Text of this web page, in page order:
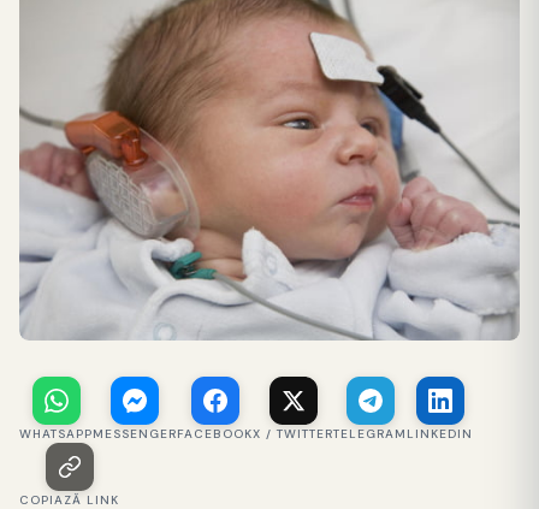
WHATSAPPMESSENGERFACEBOOKX / TWITTERTELEGRAM LINKEDIN
COPIAZĂ LINK